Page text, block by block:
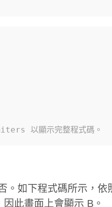
以顯示完整程式碼。
。如下程式碼所示，依
此畫面上會顯示 B。